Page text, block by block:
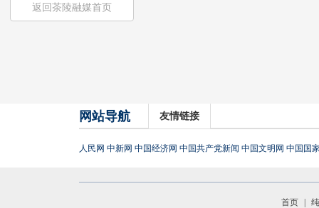
返回茶陵融媒首页
网站导航 友情链接
人民网 中新网 中国经济网 中国共产党新闻 中国文明网 中国国
首页 |